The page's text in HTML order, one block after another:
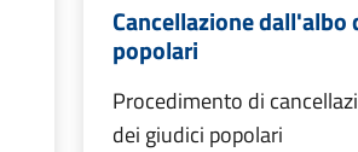
Cancellazione dall'albo
popolari
Procedimento di
dei giudici popolari